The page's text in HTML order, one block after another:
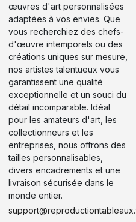
œuvres d'art personnalisées
adaptées à vos envies. Que
vous recherchiez des chefs-
d'œuvre intemporels ou des
créations uniques sur mesure,
nos artistes talentueux vous
garantissent une qualité
exceptionnelle et un souci du
détail incomparable. Idéal
pour les amateurs d'art, les
collectionneurs et les
entreprises, nous offrons des
tailles personnalisables,
divers encadrements et une
livraison sécurisée dans le
monde entier.